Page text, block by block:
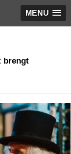
MENU
brengt